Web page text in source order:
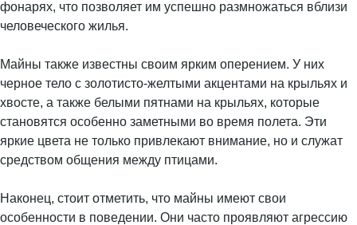
фонарях, что позволяет им успешно размножаться вблизи
человеческого жилья.
Майны также известны своим ярким оперением. У них
черное тело с золотисто-желтыми акцентами на крыльях и
хвосте, а также белыми пятнами на крыльях, которые
становятся особенно заметными во время полета. Эти
яркие цвета не только привлекают внимание, но и служат
средством общения между птицами.
Наконец, стоит отметить, что майны имеют свои
особенности в поведении. Они часто проявляют агрессию